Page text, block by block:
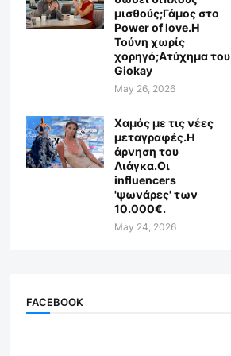
μισθούς;Γάμος στο
Power of love.Η
Τούνη χωρίς
χορηγό;Aτύχημα του
Giokay
May 26, 2026
Χαμός με τις νέες
μεταγραφές.Η
άρνηση του
Λιάγκα.Οι
influencers
'ψωνάρες' των
10.000€.
May 24, 2026
FACEBOOK